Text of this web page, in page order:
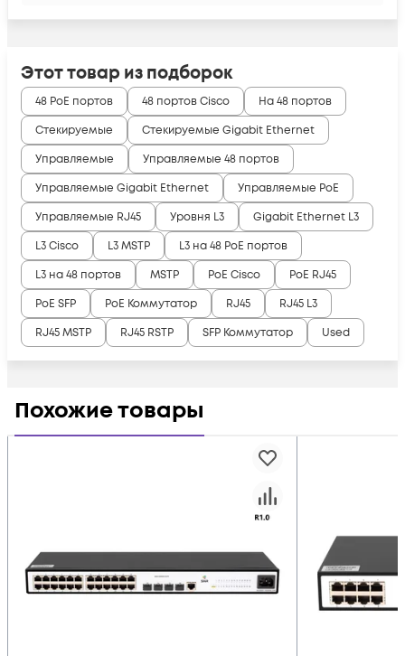
Этот товар из подборок
48 PoE портов 48 портов Cisco
На 48 портов
Стекируемые
Стекируемые Gigabit Ethernet
Управляемые
Управляемые 48 портов
Управляемые Gigabit Ethernet
Управляемые PoE
Управляемые RJ45
Уровня L3
Gigabit Ethernet L3
L3 Cisco
L3 MSTP
L3 на 48 PoE портов
L3 на 48 портов
MSTP PoE Cisco
PoE RJ45
PoE SFP
PoE Коммутатор RJ45
RJ45 L3
RJ45 MSTP
RJ45 RSTP SFP Коммутатор Used
Похожие товары